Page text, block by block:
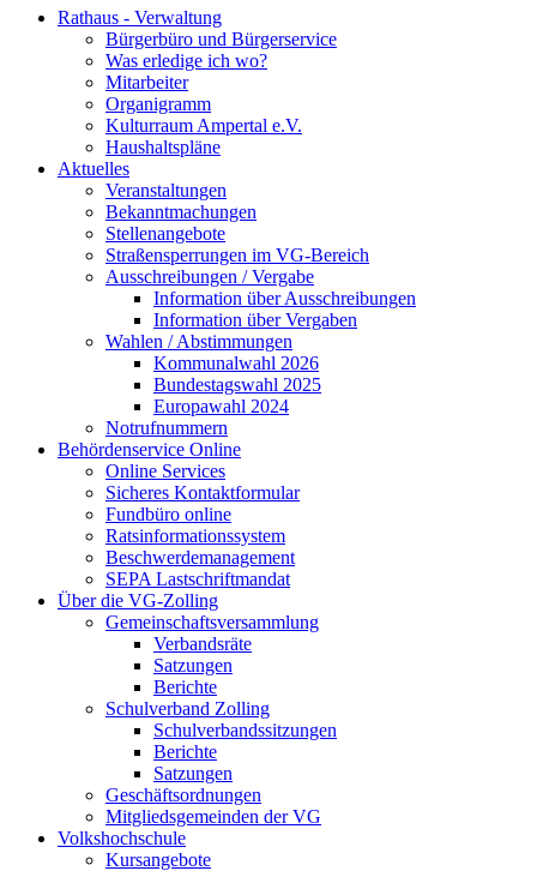
Rathaus - Verwaltung
Bürgerbüro und Bürgerservice
Was erledige ich wo?
Mitarbeiter
Organigramm
Kulturraum Ampertal e.V.
Haushaltspläne
Aktuelles
Veranstaltungen
Bekanntmachungen
Stellenangebote
Straßensperrungen im VG-Bereich
Ausschreibungen / Vergabe
Information über Ausschreibungen
Information über Vergaben
Wahlen / Abstimmungen
Kommunalwahl 2026
Bundestagswahl 2025
Europawahl 2024
Notrufnummern
Behördenservice Online
Online Services
Sicheres Kontaktformular
Fundbüro online
Ratsinformationssystem
Beschwerdemanagement
SEPA Lastschriftmandat
Über die VG-Zolling
Gemeinschaftsversammlung
Verbandsräte
Satzungen
Berichte
Schulverband Zolling
Schulverbandssitzungen
Berichte
Satzungen
Geschäftsordnungen
Mitgliedsgemeinden der VG
Volkshochschule
Kursangebote